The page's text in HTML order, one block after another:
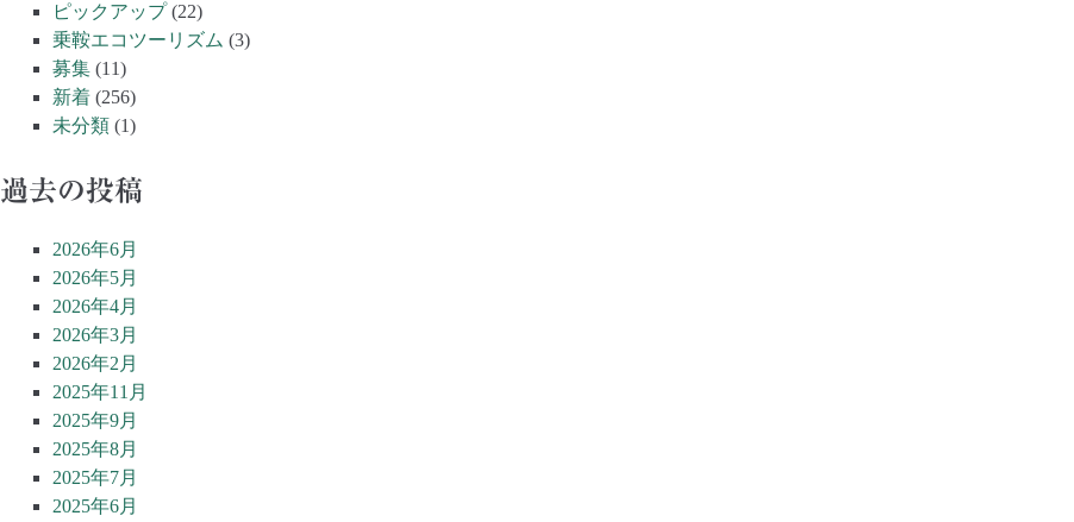
ピックアップ(22)
乗鞍エコツーリズム (3)
募集 (11)
新着 (256)
未分類 (1)
過去の投稿
2026年6月
2026年5月
2026年4月
2026年3月
2026年2月
2025年11月
2025年9月
2025年8月
2025年7月
2025年6月